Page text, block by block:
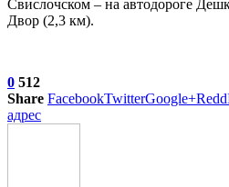
Свислочском – на автодороге
Двор (2,3 км).
0 512
Share FacebookTwitterGoogle+
адрес